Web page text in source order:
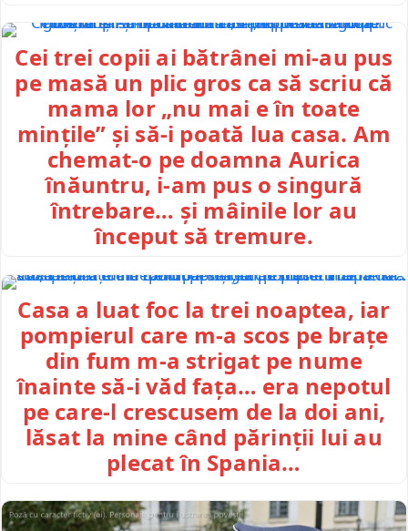
Cei trei copii ai bătrânei mi-au pus
pe masă un plic gros ca să scriu că
mama lor „nu mai e în toate
mințile” și să-i poată lua casa. Am
chemat-o pe doamna Aurica
înăuntru, i-am pus o singură
întrebare… și mâinile lor au
început să tremure.
Casa a luat foc la trei noaptea, iar
pompierul care m-a scos pe brațe
din fum m-a strigat pe nume
înainte să-i văd fața… era nepotul
pe care-l crescusem de la doi ani,
lăsat la mine când părinții lui au
plecat în Spania…